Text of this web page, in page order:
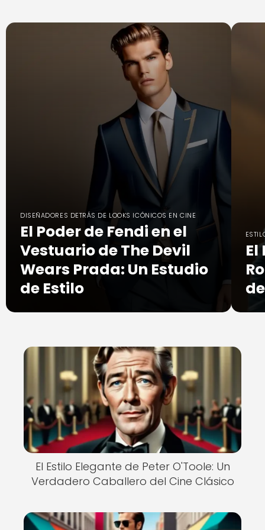
DISEÑADORES DETRÁS DE LOOKS ICÓNICOS EN CINE
El Poder de Fendi en el
Vestuario de The Devil
Wears Prada: Un Estudio
de Estilo
El
El Estilo Elegante de Peter O'Toole: Un
Verdadero Caballero del Cine Clásico